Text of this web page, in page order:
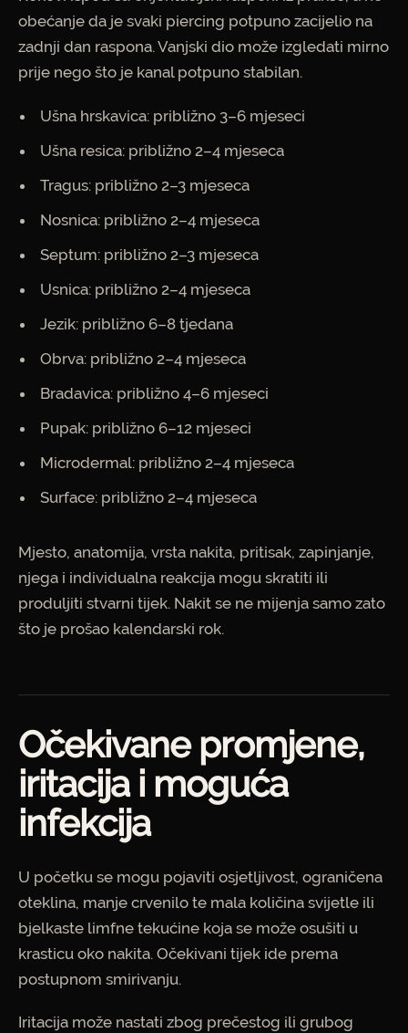
obećanje da je svaki piercing potpuno zacijelio na
zadnji dan raspona. Vanjski dio može izgledati mirno
prije nego što je kanal potpuno stabilan.
Ušna hrskavica: približno 3–6 mjeseci
Ušna resica: približno 2–4 mjeseca
Tragus: približno 2–3 mjeseca
Nosnica: približno 2–4 mjeseca
Septum: približno 2–3 mjeseca
Usnica: približno 2–4 mjeseca
Jezik: približno 6–8 tjedana
Obrva: približno 2–4 mjeseca
Bradavica: približno 4–6 mjeseci
Pupak: približno 6–12 mjeseci
Microdermal: približno 2–4 mjeseca
Surface: približno 2–4 mjeseca
Mjesto, anatomija, vrsta nakita, pritisak, zapinjanje,
njega i individualna reakcija mogu skratiti ili
produljiti stvarni tijek. Nakit se ne mijenja samo zato
što je prošao kalendarski rok.
Očekivane promjene,
iritacija i moguća
infekcija
U početku se mogu pojaviti osjetljivost, ograničena
oteklina, manje crvenilo te mala količina svijetle ili
bjelkaste limfne tekućine koja se može osušiti u
krasticu oko nakita. Očekivani tijek ide prema
postupnom smirivanju.
Iritacija može nastati zbog prečestog ili grubog